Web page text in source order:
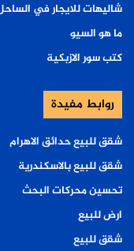
شاليهات للايجار في
ما هو السيو
كتب سور الازبكية
روابط مفيدة
شقق للبيع حدائق الاهرام
شقق للبيع بالاسكندرية
تحسين محركات البحث
ارض للبيع
شقق للبيع